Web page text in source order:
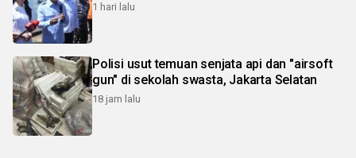
1 hari lalu
Polisi usut temuan senjata api dan "airsoft
gun" di sekolah swasta, Jakarta Selatan
18 jam lalu